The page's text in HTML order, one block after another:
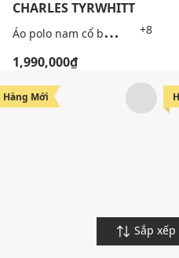
Sắp xếp
CHARLES TYRWHITT
Á
o polo nam cổ bẻ tay ngắn Pique +8
1,990,000₫
Hàng Mới